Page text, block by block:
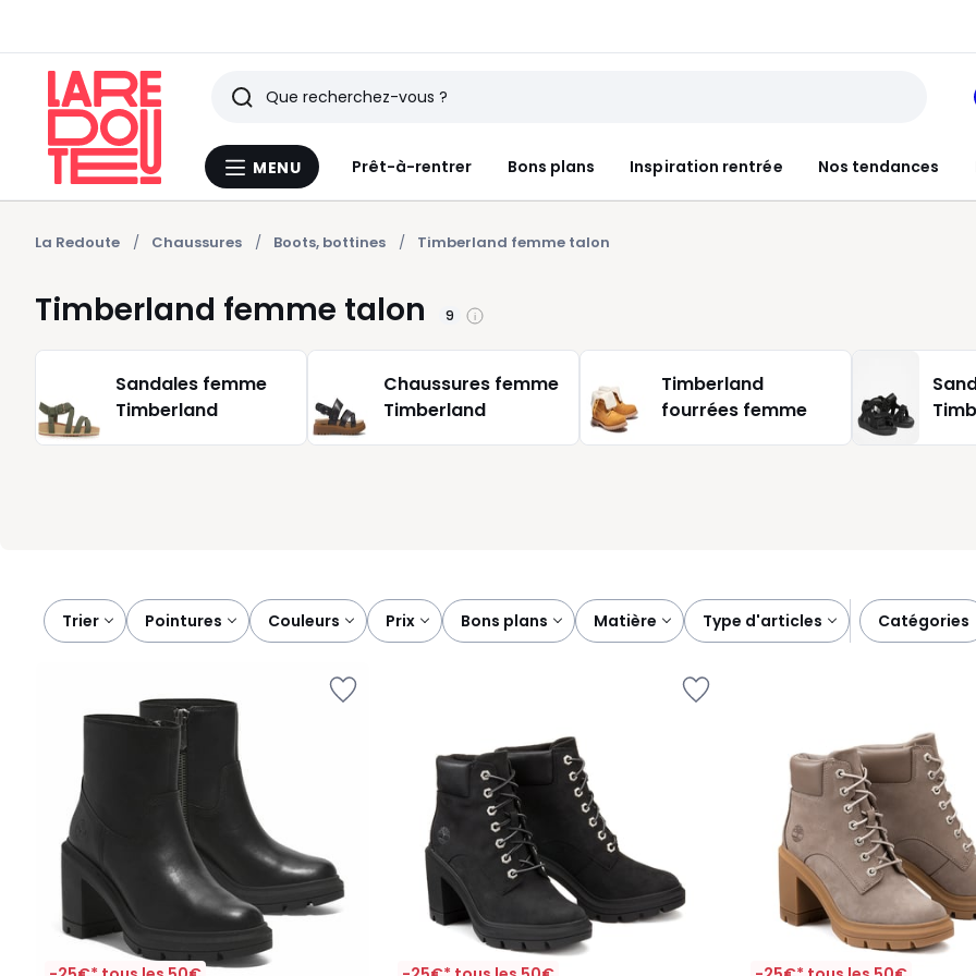
Menu
MENU Prêt-à-rentrer Bons plans Inspiration rentrée Nos tendances
Rechercher
Derniers
articles
vus
La Redoute Chaussures Boots, bottines Timberland femme talon
Timberland femme talon 9
Sandales femme
Timberland
Chaussures femme
Timberland
Timberland
fourrées femme
Trier
pointures couleurs prix bons plans matière type d'articles catégories